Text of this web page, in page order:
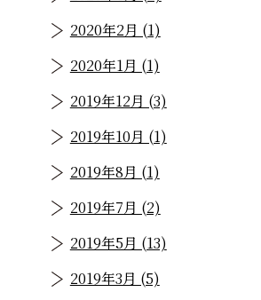
2020年2月 (1)
2020年1月 (1)
2019年12月 (3)
2019年10月 (1)
2019年8月 (1)
2019年7月 (2)
2019年5月 (13)
2019年3月 (5)